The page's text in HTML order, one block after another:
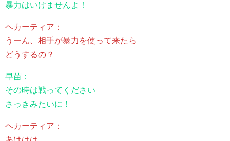
暴力はいけませんよ！
ヘカーティア：
うーん、相手が暴力を使って来たら
どうするの？
早苗：
その時は戦ってください
さっきみたいに！
ヘカーティア：